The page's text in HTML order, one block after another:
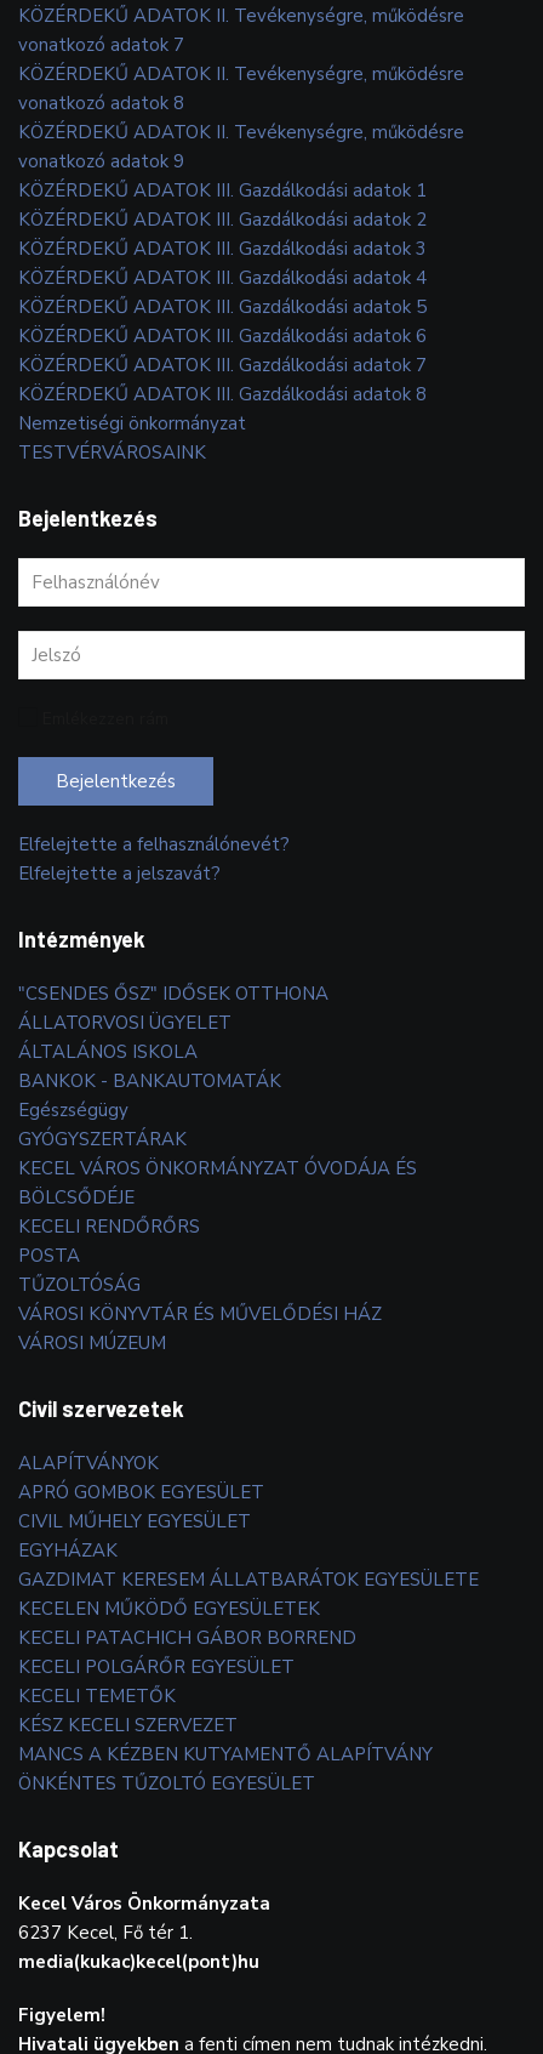
KÖZÉRDEKŰ ADATOK II. Tevékenységre, működésre
vonatkozó adatok 7
KÖZÉRDEKŰ ADATOK II. Tevékenységre, működésre
vonatkozó adatok 8
KÖZÉRDEKŰ ADATOK II. Tevékenységre, működésre
vonatkozó adatok 9
KÖZÉRDEKŰ ADATOK III. Gazdálkodási adatok 1
KÖZÉRDEKŰ ADATOK III. Gazdálkodási adatok 2
KÖZÉRDEKŰ ADATOK III. Gazdálkodási adatok 3
KÖZÉRDEKŰ ADATOK III. Gazdálkodási adatok 4
KÖZÉRDEKŰ ADATOK III. Gazdálkodási adatok 5
KÖZÉRDEKŰ ADATOK III. Gazdálkodási adatok 6
KÖZÉRDEKŰ ADATOK III. Gazdálkodási adatok 7
KÖZÉRDEKŰ ADATOK III. Gazdálkodási adatok 8
Nemzetiségi önkormányzat
TESTVÉRVÁROSAINK
Bejelentkezés
Bejelentkezés
Elfelejtette a felhasználónevét?
Elfelejtette a jelszavát?
Intézmények
"CSENDES ŐSZ" IDŐSEK OTTHONA
ÁLLATORVOSI ÜGYELET
ÁLTALÁNOS ISKOLA
BANKOK - BANKAUTOMATÁK
Egészségügy
GYÓGYSZERTÁRAK
KECEL VÁROS ÖNKORMÁNYZAT ÓVODÁJA ÉS
BÖLCSŐDÉJE
KECELI RENDŐRŐRS
POSTA
TŰZOLTÓSÁG
VÁROSI KÖNYVTÁR ÉS MŰVELŐDÉSI HÁZ
VÁROSI MÚZEUM
Civil szervezetek
ALAPÍTVÁNYOK
APRÓ GOMBOK EGYESÜLET
CIVIL MŰHELY EGYESÜLET
EGYHÁZAK
GAZDIMAT KERESEM ÁLLATBARÁTOK EGYESÜLETE
KECELEN MŰKÖDŐ EGYESÜLETEK
KECELI PATACHICH GÁBOR BORREND
KECELI POLGÁRŐR EGYESÜLET
KECELI TEMETŐK
KÉSZ KECELI SZERVEZET
MANCS A KÉZBEN KUTYAMENTŐ ALAPÍTVÁNY
ÖNKÉNTES TŰZOLTÓ EGYESÜLET
Kapcsolat
Kecel Város Önkormányzata
6237 Kecel, Fő tér 1.
media(kukac)kecel(pont)hu
Figyelem!
Hivatali ügyekben a fenti címen nem tudnak intézkedni.